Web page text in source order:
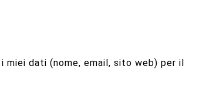
dati (nome, email, sito web) per il